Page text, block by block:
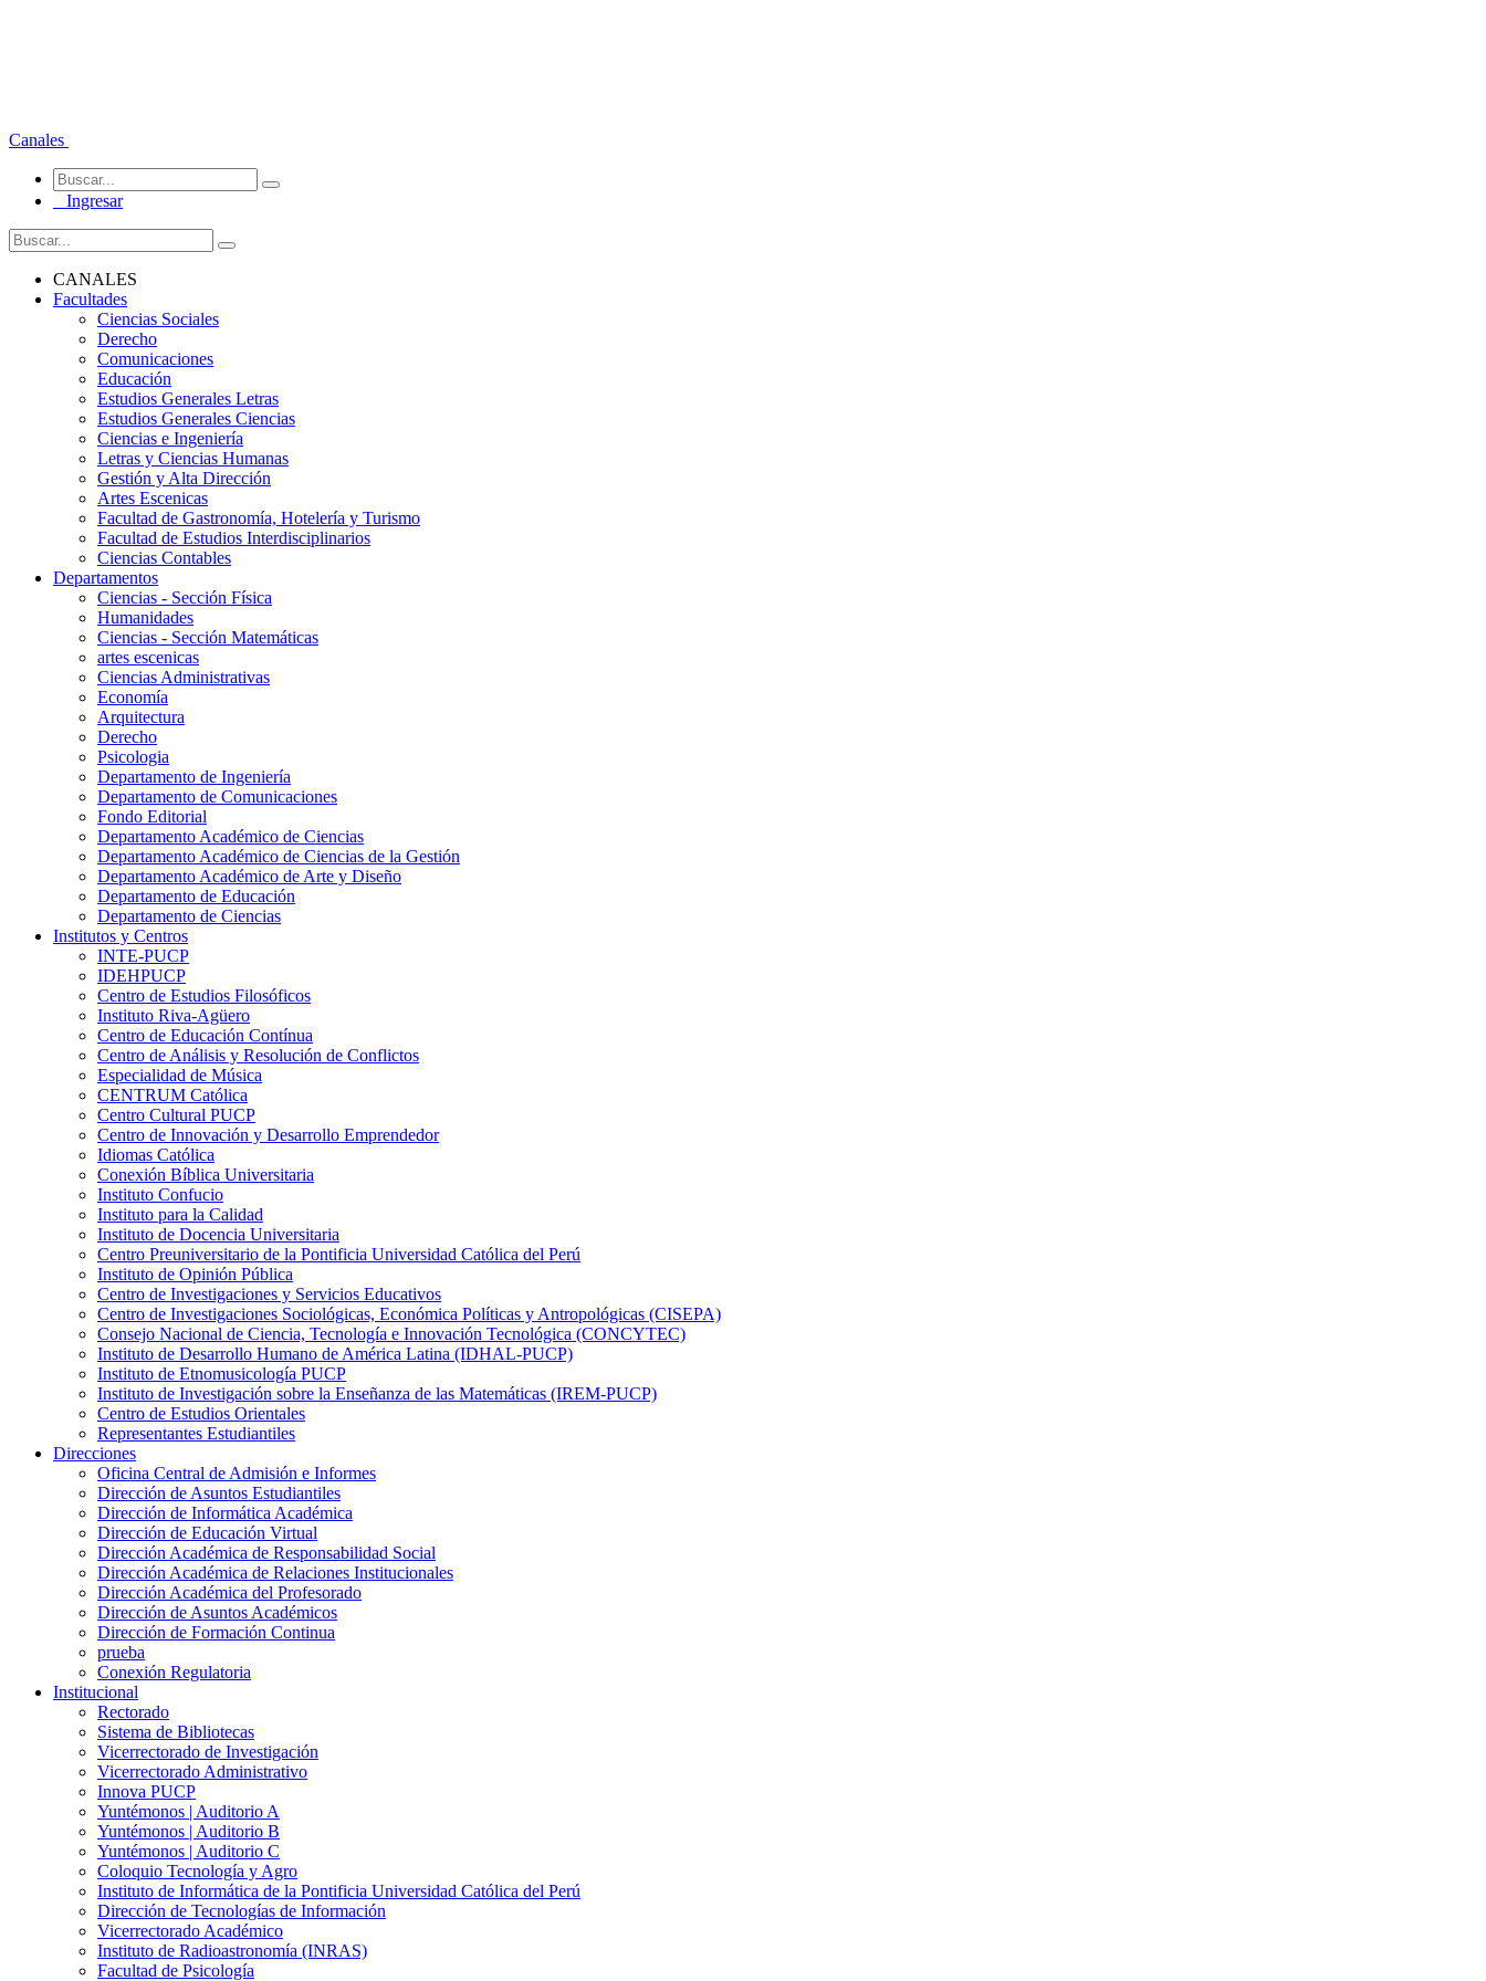
Canales
Ingresar
CANALES
Facultades
Ciencias Sociales
Derecho
Comunicaciones
Educación
Estudios Generales Letras
Estudios Generales Ciencias
Ciencias e Ingeniería
Letras y Ciencias Humanas
Gestión y Alta Dirección
Artes Escenicas
Facultad de Gastronomía, Hotelería y Turismo
Facultad de Estudios Interdisciplinarios
Ciencias Contables
Departamentos
Ciencias - Sección Física
Humanidades
Ciencias - Sección Matemáticas
artes escenicas
Ciencias Administrativas
Economía
Arquitectura
Derecho
Psicologia
Departamento de Ingeniería
Departamento de Comunicaciones
Fondo Editorial
Departamento Académico de Ciencias
Departamento Académico de Ciencias de la Gestión
Departamento Académico de Arte y Diseño
Departamento de Educación
Departamento de Ciencias
Institutos y Centros
INTE-PUCP
IDEHPUCP
Centro de Estudios Filosóficos
Instituto Riva-Agüero
Centro de Educación Contínua
Centro de Análisis y Resolución de Conflictos
Especialidad de Música
CENTRUM Católica
Centro Cultural PUCP
Centro de Innovación y Desarrollo Emprendedor
Idiomas Católica
Conexión Bíblica Universitaria
Instituto Confucio
Instituto para la Calidad
Instituto de Docencia Universitaria
Centro Preuniversitario de la Pontificia Universidad Católica del Perú
Instituto de Opinión Pública
Centro de Investigaciones y Servicios Educativos
Centro de Investigaciones Sociológicas, Económica Políticas y Antropológicas (CISEPA)
Consejo Nacional de Ciencia, Tecnología e Innovación Tecnológica (CONCYTEC)
Instituto de Desarrollo Humano de América Latina (IDHAL-PUCP)
Instituto de Etnomusicología PUCP
Instituto de Investigación sobre la Enseñanza de las Matemáticas (IREM-PUCP)
Centro de Estudios Orientales
Representantes Estudiantiles
Direcciones
Oficina Central de Admisión e Informes
Dirección de Asuntos Estudiantiles
Dirección de Informática Académica
Dirección de Educación Virtual
Dirección Académica de Responsabilidad Social
Dirección Académica de Relaciones Institucionales
Dirección Académica del Profesorado
Dirección de Asuntos Académicos
Dirección de Formación Continua
prueba
Conexión Regulatoria
Institucional
Rectorado
Sistema de Bibliotecas
Vicerrectorado de Investigación
Vicerrectorado Administrativo
Innova PUCP
Yuntémonos | Auditorio A
Yuntémonos | Auditorio B
Yuntémonos | Auditorio C
Coloquio Tecnología y Agro
Instituto de Informática de la Pontificia Universidad Católica del Perú
Dirección de Tecnologías de Información
Vicerrectorado Académico
Instituto de Radioastronomía (INRAS)
Facultad de Psicología